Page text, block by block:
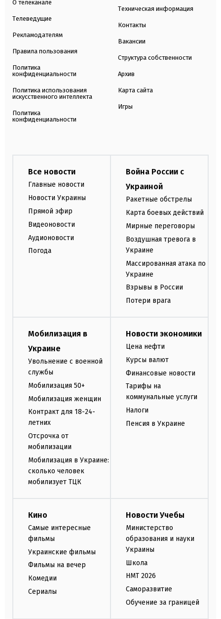
О телеканале
Телеведущие
Рекламодателям
Правила пользования
Политика
конфиденциальности
Политика использования
искусственного интеллекта
Политика
конфиденциальности
Техническая информация
Контакты
Вакансии
Структура собственности
Архив
Карта сайта
Игры
Все новости
Главные новости
Новости Украины
Прямой эфир
Видеоновости
Аудионовости
Погода
Война России с
Украиной
Ракетные обстрелы
Карта боевых действий
Мирные переговоры
Воздушная тревога в
Украине
Массированная атака по
Украине
Взрывы в России
Потери врага
Мобилизация в
Украине
Увольнение с военной
службы
Мобилизация 50+
Мобилизация женщин
Контракт для 18-24-
летних
Отсрочка от
мобилизации
Мобилизация в Украине:
сколько человек
мобилизует ТЦК
Новости экономики
Цена нефти
Курсы валют
Финансовые новости
Тарифы на
коммунальные услуги
Налоги
Пенсия в Украине
Кино
Самые интересные
фильмы
Украинские фильмы
Фильмы на вечер
Комедии
Сериалы
Новости Учебы
Министерство
образования и науки
Украины
Школа
НМТ 2026
Саморазвитие
Обучение за границей